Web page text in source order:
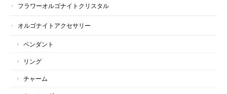
フラワーオルゴナイトクリスタル
オルゴナイトアクセサリー
ペンダント
リング
チャーム